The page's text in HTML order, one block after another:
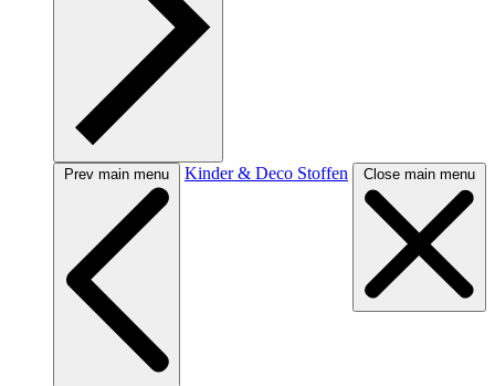
Prev main menu Kinder & Deco Stoffen Close main menu